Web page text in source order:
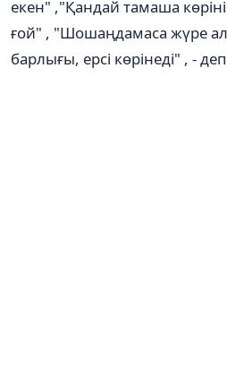
екен" ,"Қандай тамаша
ғой" , "Шошаңдамаса жүре
барлығы, ерсі көрінеді" , -